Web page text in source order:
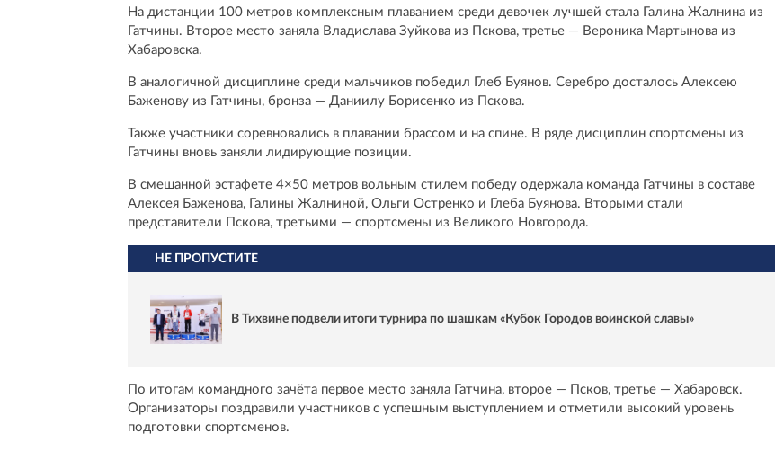
На дистанции 100 метров комплексным плаванием среди девочек лучшей стала Галина Жалнина из
Гатчины. Второе место заняла Владислава Зуйкова из Пскова, третье — Вероника Мартынова из
Хабаровска.
В аналогичной дисциплине среди мальчиков победил Глеб Буянов. Серебро досталось Алексею
Баженову из Гатчины, бронза — Даниилу Борисенко из Пскова.
Также участники соревновались в плавании брассом и на спине. В ряде дисциплин спортсмены из
Гатчины вновь заняли лидирующие позиции.
В смешанной эстафете 4×50 метров вольным стилем победу одержала команда Гатчины в составе
Алексея Баженова, Галины Жалниной, Ольги Остренко и Глеба Буянова. Вторыми стали
представители Пскова, третьими — спортсмены из Великого Новгорода.
НЕ ПРОПУСТИТЕ
В Тихвине подвели итоги турнира по шашкам «Кубок Городов воинской славы»
По итогам командного зачёта первое место заняла Гатчина, второе — Псков, третье — Хабаровск.
Организаторы поздравили участников с успешным выступлением и отметили высокий уровень
подготовки спортсменов.